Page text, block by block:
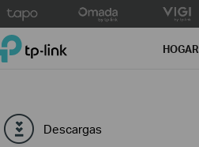
TP-Link, Reliably Smart HOGAR
Descargas